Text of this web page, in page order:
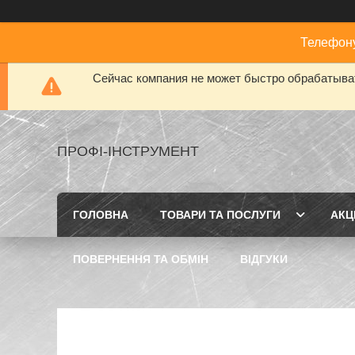
Сейчас компания не может быстро
ПРОФІ-ІНСТРУМЕНТ
ГОЛОВНА ТОВАРИ ТА ПОСЛУГИ
ПОВЕРНЕННЯ ТА ОБМІН ВІДГУКИ